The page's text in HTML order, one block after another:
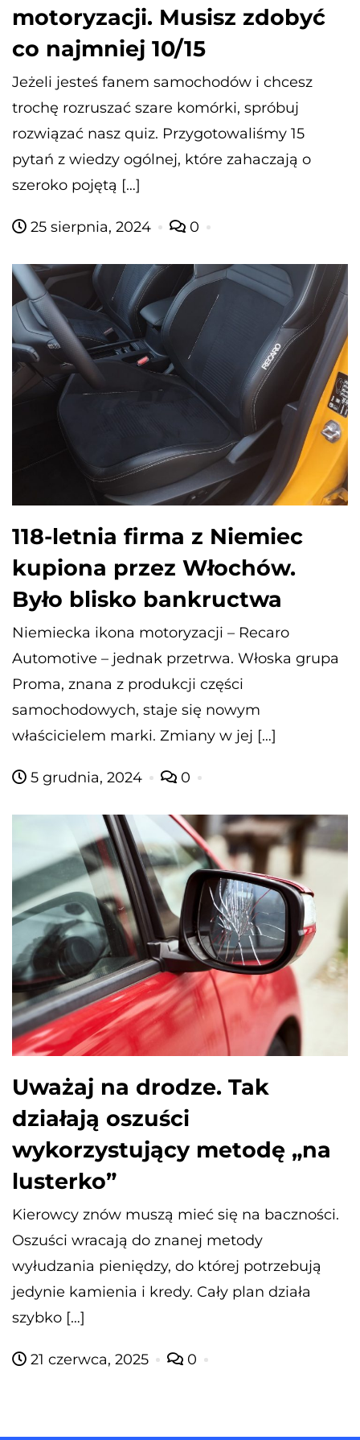
motoryzacji. Musisz zdobyć
co najmniej 10/15
Jeżeli jesteś fanem samochodów i chcesz
trochę rozruszać szare komórki, spróbuj
rozwiązać nasz quiz. Przygotowaliśmy 15
pytań z wiedzy ogólnej, które zahaczają o
szeroko pojętą […]
25 sierpnia, 2024 0
118-letnia firma z Niemiec
kupiona przez Włochów.
Było blisko bankructwa
Niemiecka ikona motoryzacji – Recaro
Automotive – jednak przetrwa. Włoska grupa
Proma, znana z produkcji części
samochodowych, staje się nowym
właścicielem marki. Zmiany w jej […]
5 grudnia, 2024 0
Uważaj na drodze. Tak
działają oszuści
wykorzystujący metodę „na
lusterko”
Kierowcy znów muszą mieć się na baczności.
Oszuści wracają do znanej metody
wyłudzania pieniędzy, do której potrzebują
jedynie kamienia i kredy. Cały plan działa
szybko […]
21 czerwca, 2025 0